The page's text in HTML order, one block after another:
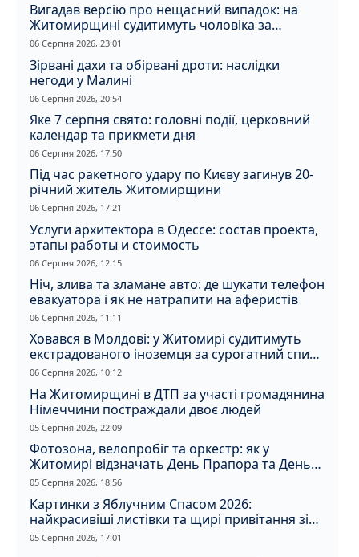
Вигадав версію про нещасний випадок: на
Житомирщині судитимуть чоловіка за
вбивство співмешканки
06 Серпня 2026, 23:01
Зірвані дахи та обірвані дроти: наслідки
негоди у Малині
06 Серпня 2026, 20:54
Яке 7 серпня свято: головні події, церковний
календар та прикмети дня
06 Серпня 2026, 17:50
Під час ракетного удару по Києву загинув 20-
річний житель Житомирщини
06 Серпня 2026, 17:21
Услуги архитектора в Одессе: состав проекта,
этапы работы и стоимость
06 Серпня 2026, 12:15
Ніч, злива та зламане авто: де шукати телефон
евакуатора і як не натрапити на аферистів
06 Серпня 2026, 11:11
Ховався в Молдові: у Житомирі судитимуть
екстрадованого іноземця за сурогатний спирт
і відмивання грошей
06 Серпня 2026, 10:12
На Житомирщині в ДТП за участі громадянина
Німеччини постраждали двоє людей
05 Серпня 2026, 22:09
Фотозона, велопробіг та оркестр: як у
Житомирі відзначать День Прапора та День
Незалежності
05 Серпня 2026, 18:56
Картинки з Яблучним Спасом 2026:
найкрасивіші листівки та щирі привітання зі
святом
05 Серпня 2026, 17:01